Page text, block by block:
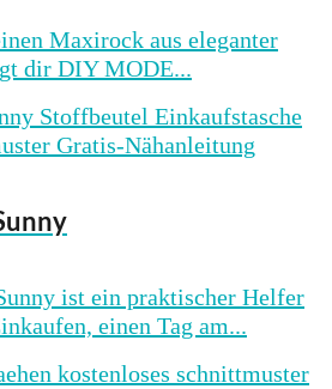
Maxirock aus eleganter
dir DIY MODE...
ist ein praktischer Helfer
einen Tag am...